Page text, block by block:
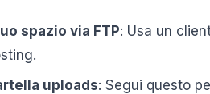
spazio via FTP: Usa un
uploads: Segui questo